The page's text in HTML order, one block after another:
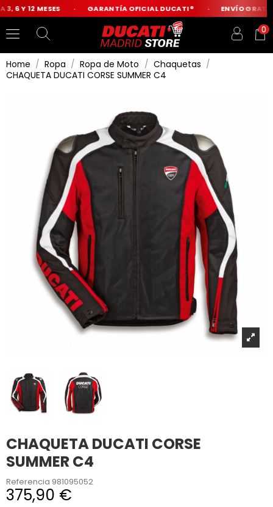
6 Y 12 MESES GARANTÍA OFICIAL DUCATI® ENVÍO GRATIS
0
Home Ropa Ropa de Moto
Chaquetas
CHAQUETA DUCATI CORSE SUMMER C4
CHAQUETA DUCATI CORSE
SUMMER C4
Referencia 981095052
375,90 €